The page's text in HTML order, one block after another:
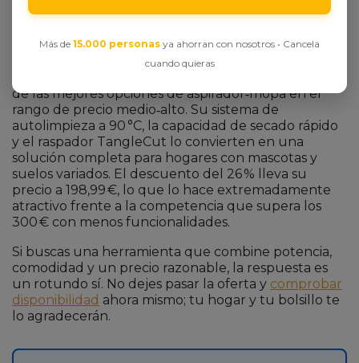
Veredicto Final: ¿Merece la pena?
Después de evaluar todas sus características,
prestaciones y el feedback de los usuarios, el
de las mejores opciones de aspirador‑mopa en el
rango de precio medio‑alto. Su sistema de
autolimpieza a 90 °C, la capacidad de secado rápido
y el raspador TangleCut lo convierten en una
solución completa para hogares con mascotas y
suelos variados. El descuento del 26 % lleva su
precio a 198,99 €, lo que lo hace extremadamente
atractivo frente a la competencia que supera los
300 € con menos funcionalidades.
Si buscas una herramienta que combine potencia,
comodidad y un precio razonable, la respuesta es
un rotundo sí. No dejes pasar la oferta y comprobar
disponibilidad ahora mismo; tu hogar y tu bolsillo te
lo agradecerán.
Más de 15.000 personas ya ahorran con nosotros • Cancela
cuando quieras